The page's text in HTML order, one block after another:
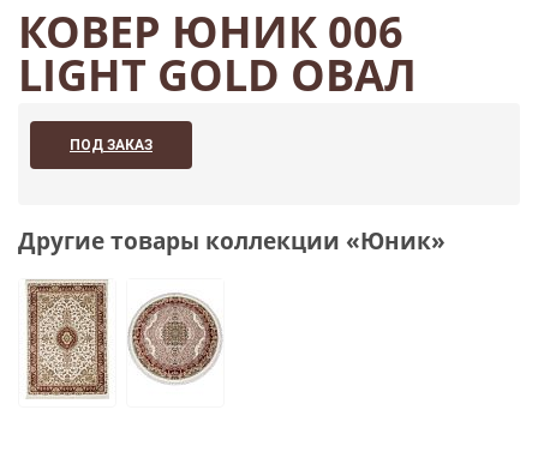
КОВЕР ЮНИК 006
LIGHT GOLD ОВАЛ
ПОД ЗАКАЗ
Другие товары коллекции «Юник»